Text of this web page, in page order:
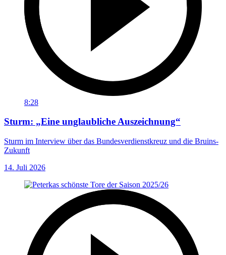
8:28
Sturm: „Eine unglaubliche Auszeichnung“
Sturm im Interview über das Bundesverdienstkreuz und die Bruins-
Zukunft
14. Juli 2026